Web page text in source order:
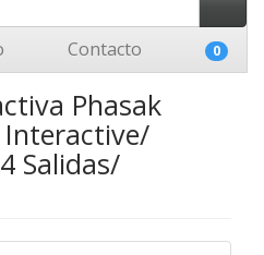
Contacto 0
Phasak
Interactive/
Salidas/